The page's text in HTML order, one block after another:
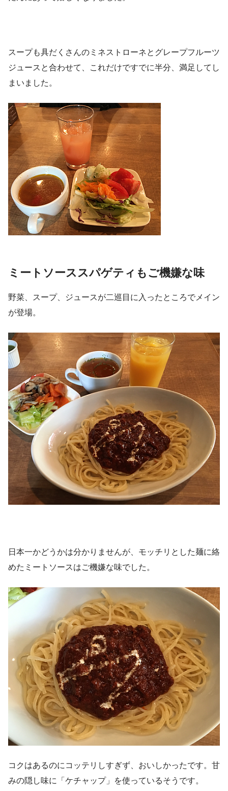
スープも具だくさんのミネストローネとグレープフルーツ
ジュースと合わせて、これだけですでに半分、満足してし
まいました。
ミートソーススパゲティもご機嫌な味
野菜、スープ、ジュースが二巡目に入ったところでメイン
が登場。
日本一かどうかは分かりませんが、モッチリとした麺に絡
めたミートソースはご機嫌な味でした。
コクはあるのにコッテリしすぎず、おいしかったです。甘
みの隠し味に「ケチャップ」を使っているそうです。